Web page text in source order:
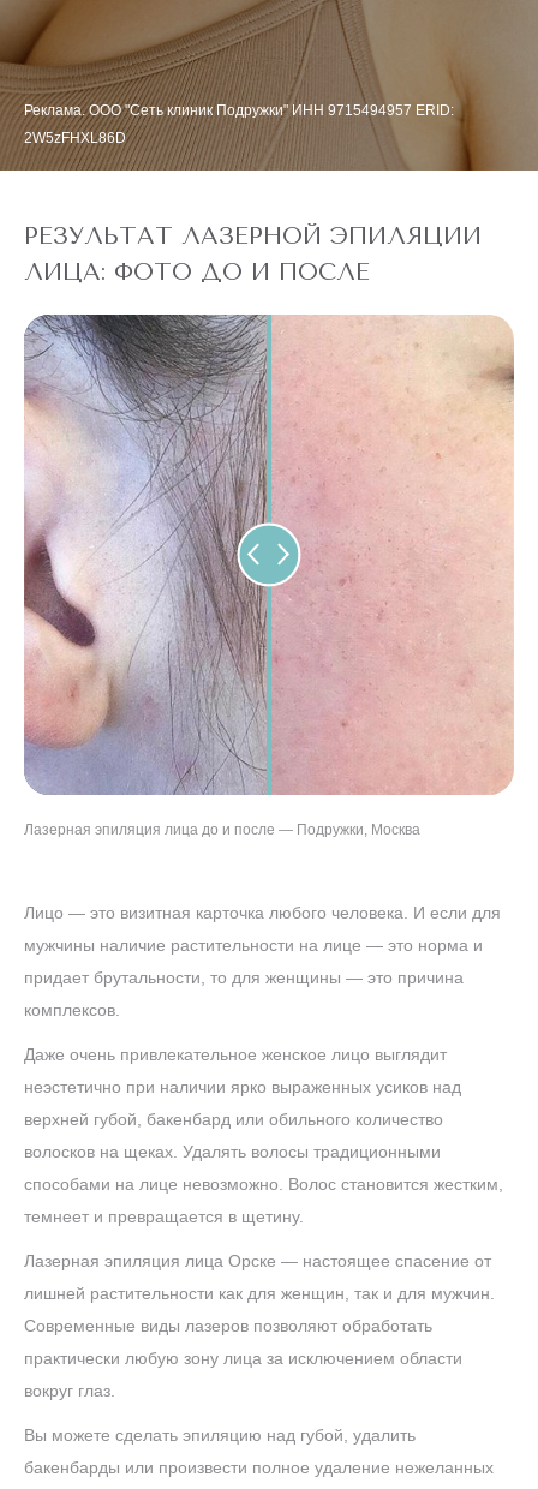
Реклама. ООО "Сеть клиник Подружки" ИНН 9715494957 ERID:
2W5zFHXL86D
РЕЗУЛЬТАТ ЛАЗЕРНОЙ ЭПИЛЯЦИИ
ЛИЦА: ФОТО ДО И ПОСЛЕ
Лазерная эпиляция лица до и после — Подружки, Москва
Лицо — это визитная карточка любого человека. И если для
мужчины наличие растительности на лице — это норма и
придает брутальности, то для женщины — это причина
комплексов.
Даже очень привлекательное женское лицо выглядит
неэстетично при наличии ярко выраженных усиков над
верхней губой, бакенбард или обильного количество
волосков на щеках. Удалять волосы традиционными
способами на лице невозможно. Волос становится жестким,
темнеет и превращается в щетину.
Лазерная эпиляция лица Орске — настоящее спасение от
лишней растительности как для женщин, так и для мужчин.
Современные виды лазеров позволяют обработать
практически любую зону лица за исключением области
вокруг глаз.
Вы можете сделать эпиляцию над губой, удалить
бакенбарды или произвести полное удаление нежеланных